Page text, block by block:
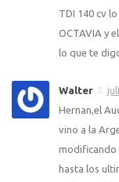
TDI 140 cv
OCTAVIA y
lo que te
Walter
Hernan,el
vino a la
modificando
hasta los